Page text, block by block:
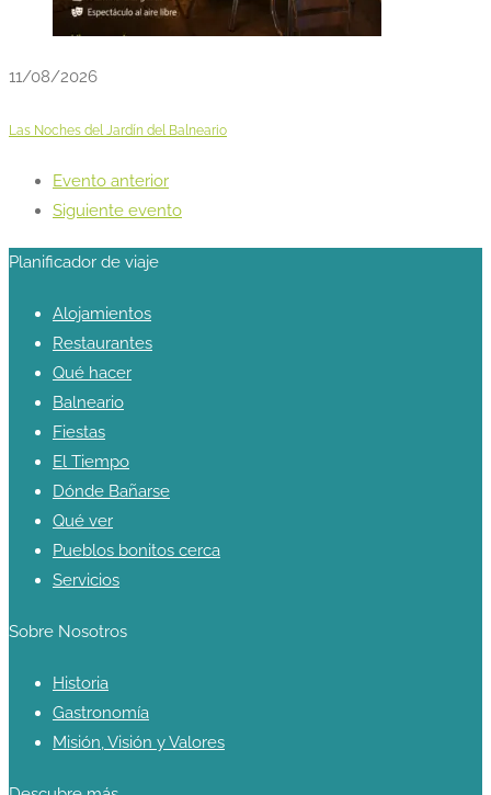
11/08/2026
Las Noches del Jardín del Balneario
Evento anterior
Siguiente evento
Planificador de viaje
Alojamientos
Restaurantes
Qué hacer
Balneario
Fiestas
El Tiempo
Dónde Bañarse
Qué ver
Pueblos bonitos cerca
Servicios
Sobre Nosotros
Historia
Gastronomía
Misión, Visión y Valores